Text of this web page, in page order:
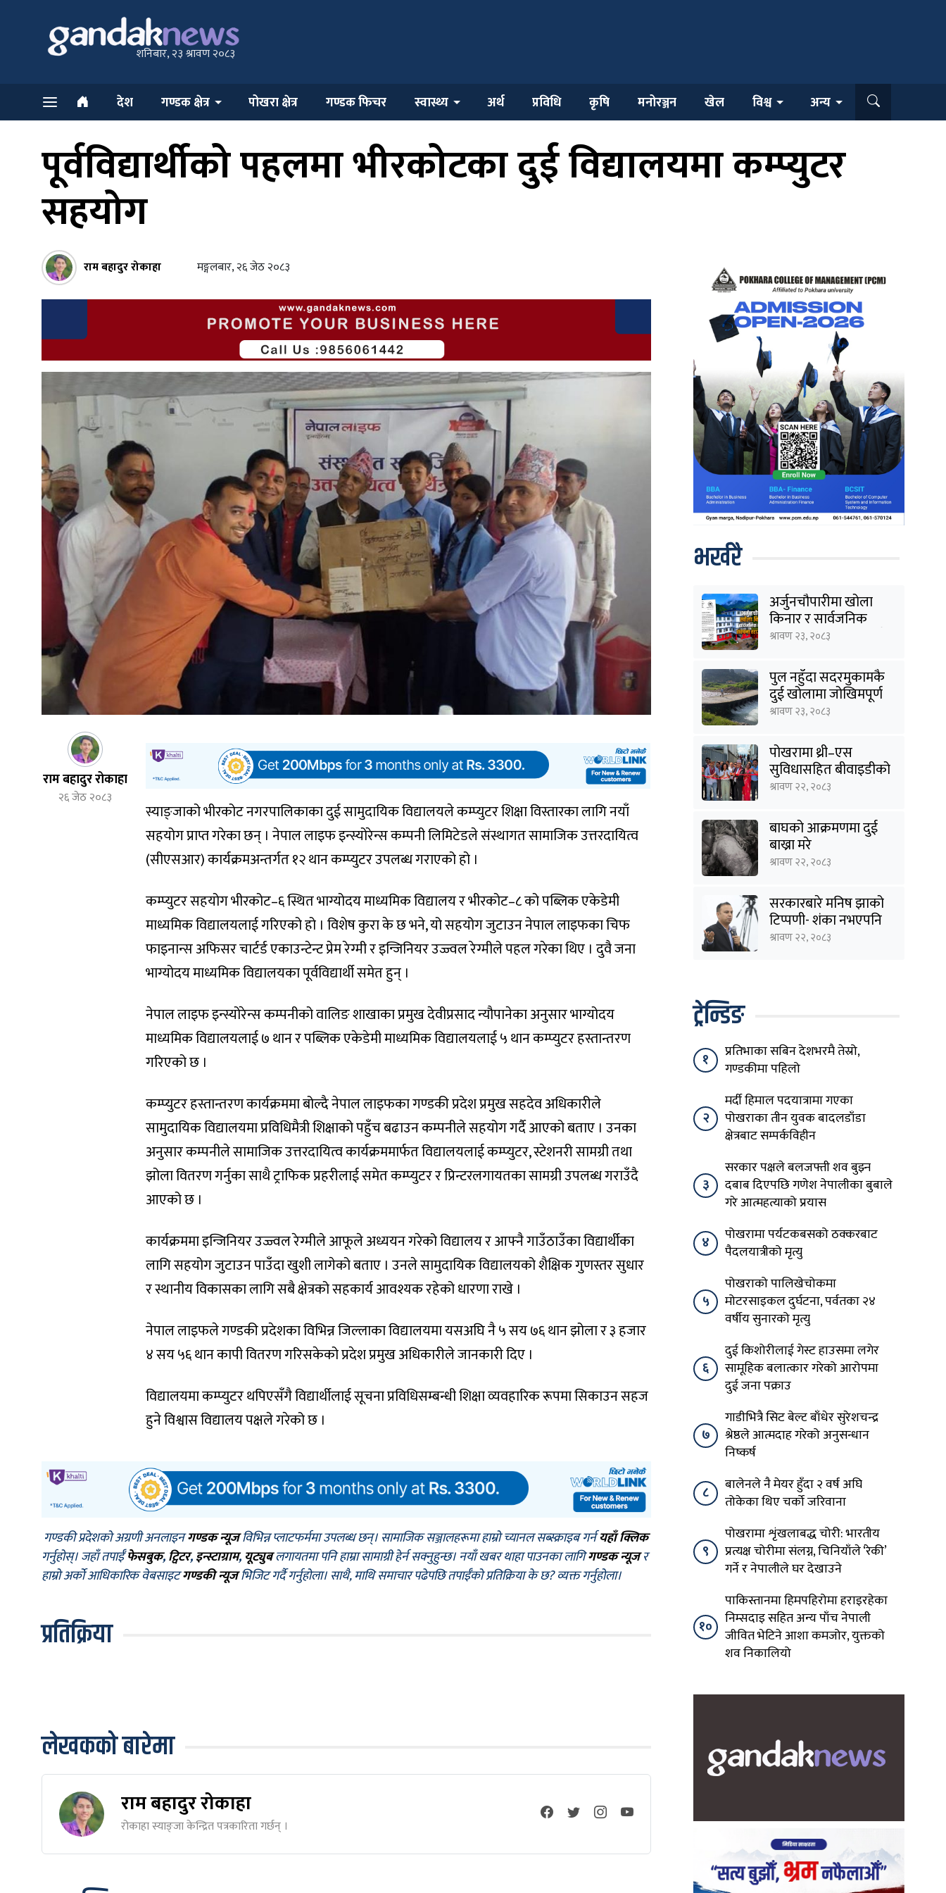
शनिबार, २३ श्रावण २०८३
देश गण्डक क्षेत्र पोखरा क्षेत्र गण्डक फिचर स्वास्थ्य अर्थ प्रविधि कृषि मनोरञ्जन खेल विश्व अन्य
पूर्वविद्यार्थीको पहलमा भीरकोटका दुई विद्यालयमा कम्प्युटर
सहयोग
राम बहादुर रोकाहा मङ्गलबार, २६ जेठ २०८३
राम बहादुर रोकाहा
२६ जेठ २०८३
स्याङ्जाको भीरकोट नगरपालिकाका दुई सामुदायिक विद्यालयले कम्प्युटर शिक्षा विस्तारका लागि नयाँ
सहयोग प्राप्त गरेका छन् । नेपाल लाइफ इन्स्योरेन्स कम्पनी लिमिटेडले संस्थागत सामाजिक उत्तरदायित्व
(सीएसआर) कार्यक्रमअन्तर्गत १२ थान कम्प्युटर उपलब्ध गराएको हो ।
कम्प्युटर सहयोग भीरकोट–६ स्थित भाग्योदय माध्यमिक विद्यालय र भीरकोट–८ को पब्लिक एकेडेमी
माध्यमिक विद्यालयलाई गरिएको हो । विशेष कुरा के छ भने, यो सहयोग जुटाउन नेपाल लाइफका चिफ
फाइनान्स अफिसर चार्टर्ड एकाउन्टेन्ट प्रेम रेग्मी र इन्जिनियर उज्ज्वल रेग्मीले पहल गरेका थिए । दुवै जना
भाग्योदय माध्यमिक विद्यालयका पूर्वविद्यार्थी समेत हुन् ।
नेपाल लाइफ इन्स्योरेन्स कम्पनीको वालिङ शाखाका प्रमुख देवीप्रसाद न्यौपानेका अनुसार भाग्योदय
माध्यमिक विद्यालयलाई ७ थान र पब्लिक एकेडेमी माध्यमिक विद्यालयलाई ५ थान कम्प्युटर हस्तान्तरण
गरिएको छ ।
कम्प्युटर हस्तान्तरण कार्यक्रममा बोल्दै नेपाल लाइफका गण्डकी प्रदेश प्रमुख सहदेव अधिकारीले
सामुदायिक विद्यालयमा प्रविधिमैत्री शिक्षाको पहुँच बढाउन कम्पनीले सहयोग गर्दै आएको बताए । उनका
अनुसार कम्पनीले सामाजिक उत्तरदायित्व कार्यक्रममार्फत विद्यालयलाई कम्प्युटर, स्टेशनरी सामग्री तथा
झोला वितरण गर्नुका साथै ट्राफिक प्रहरीलाई समेत कम्प्युटर र प्रिन्टरलगायतका सामग्री उपलब्ध गराउँदै
आएको छ ।
कार्यक्रममा इन्जिनियर उज्ज्वल रेग्मीले आफूले अध्ययन गरेको विद्यालय र आफ्नै गाउँठाउँका विद्यार्थीका
लागि सहयोग जुटाउन पाउँदा खुशी लागेको बताए । उनले सामुदायिक विद्यालयको शैक्षिक गुणस्तर सुधार
र स्थानीय विकासका लागि सबै क्षेत्रको सहकार्य आवश्यक रहेको धारणा राखे ।
नेपाल लाइफले गण्डकी प्रदेशका विभिन्न जिल्लाका विद्यालयमा यसअघि नै ५ सय ७६ थान झोला र ३ हजार
४ सय ५६ थान कापी वितरण गरिसकेको प्रदेश प्रमुख अधिकारीले जानकारी दिए ।
विद्यालयमा कम्प्युटर थपिएसँगै विद्यार्थीलाई सूचना प्रविधिसम्बन्धी शिक्षा व्यवहारिक रूपमा सिकाउन सहज
हुने विश्वास विद्यालय पक्षले गरेको छ ।
गण्डकी प्रदेशको अग्रणी अनलाइनगण्डक न्यूजविभिन्न प्लाटफर्ममा उपलब्ध छन्। सामाजिक सञ्जालहरूमा हाम्रो च्यानल सब्स्क्राइब गर्नयहाँ क्लिक
गर्नुहोस्। जहाँ तपाईँफेसबुक,ट्विटर,इन्स्टाग्राम, यूट्युबलगायतमा पनि हाम्रा सामाग्री हेर्न सक्नुहुन्छ। नयाँ खबर थाहा पाउनका लागिगण्डक न्यूजर
हाम्रो अर्को आधिकारिक वेबसाइटगण्डकी न्यूजभिजिट गर्दै गर्नुहोला। साथै, माथि समाचार पढेपछि तपाईँको प्रतिक्रिया के छ? व्यक्त गर्नुहोला।
प्रतिक्रिया
लेखकको बारेमा
राम बहादुर रोकाहा
रोकाहा स्याङ्जा केन्द्रित पत्रकारिता गर्छन् ।
भर्खरै
अर्जुनचौपारीमा खोला
किनार र सार्वजनिक
जग्गाका संरचना हटाउने
श्रावण २३, २०८३
पुल नहुँदा सदरमुकामकै
दुई खोलामा जोखिमपूर्ण
यात्रा
श्रावण २३, २०८३
पोखरामा थ्री–एस
सुविधासहित बीवाइडीको
आधिकारिक सर्भिस सेन्टर
श्रावण २२, २०८३
बाघको आक्रमणमा दुई
बाख्रा मरे
श्रावण २२, २०८३
सरकारबारे मनिष झाको
टिप्पणी- शंका नभएपनि
ढंग पुगेन, अब कालो चस्मा
श्रावण २२, २०८३
ट्रेन्डिङ
१
प्रतिभाका सबिन देशभरमै तेस्रो,
गण्डकीमा पहिलो
२
मर्दी हिमाल पदयात्रामा गएका
पोखराका तीन युवक बादलडाँडा
क्षेत्रबाट सम्पर्कविहीन
३
सरकार पक्षले बलजफ्ती शव बुझ्न
दबाब दिएपछि गणेश नेपालीका बुबाले
गरे आत्महत्याको प्रयास
४
पोखरामा पर्यटकबसको ठक्करबाट
पैदलयात्रीको मृत्यु
५
पोखराको पालिखेचोकमा
मोटरसाइकल दुर्घटना, पर्वतका २४
वर्षीय सुनारको मृत्यु
६
दुई किशोरीलाई गेस्ट हाउसमा लगेर
सामूहिक बलात्कार गरेको आरोपमा
दुई जना पक्राउ
७
गाडीभित्रै सिट बेल्ट बाँधेर सुरेशचन्द्र
श्रेष्ठले आत्मदाह गरेको अनुसन्धान
निष्कर्ष
८
बालेनले नै मेयर हुँदा २ वर्ष अघि
तोकेका थिए चर्को जरिवाना
९
पोखरामा शृंखलाबद्ध चोरी: भारतीय
प्रत्यक्ष चोरीमा संलग्न, चिनियाँले ‘रेकी’
गर्ने र नेपालीले घर देखाउने
१०
पाकिस्तानमा हिमपहिरोमा हराइरहेका
निम्सदाइ सहित अन्य पाँच नेपाली
जीवित भेटिने आशा कमजोर, युक्तको
शव निकालियो